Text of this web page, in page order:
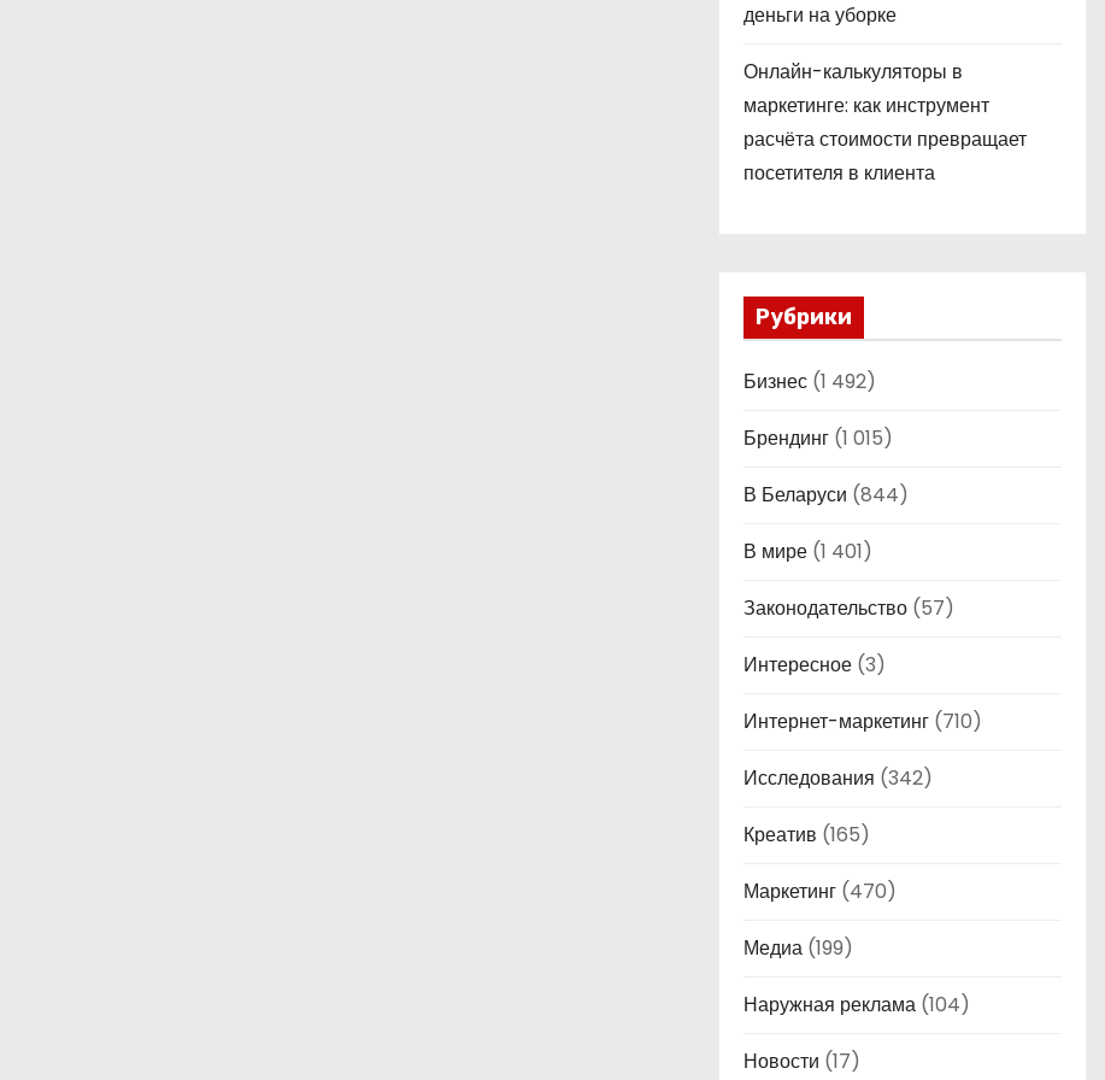
деньги на уборке
Онлайн-калькуляторы в
маркетинге: как инструмент
расчёта стоимости превращает
посетителя в клиента
Рубрики
Бизнес (1 492)
Брендинг (1 015)
В Беларуси (844)
В мире (1 401)
Законодательство (57)
Интересное (3)
Интернет-маркетинг (710)
Исследования (342)
Креатив (165)
Маркетинг (470)
Медиа (199)
Наружная реклама (104)
Новости (17)